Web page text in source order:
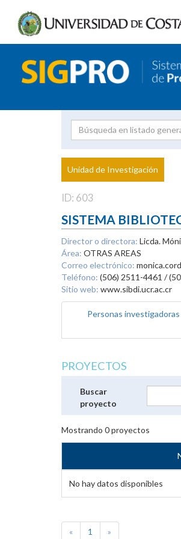
Proyecto
Unidad de Investigación
ID: 603
SISTEMA
Director o directora: Licda.
Área: OTRAS AREAS
Correo electrónico:
Teléfono: (506) 2511-4461 /
Sitio web: www.sibdi.ucr.ac.cr
Personas investigadoras
PROYECTOS
Buscar
proyecto
Mostrando 0proyectos
No hay datos disponibles
« 1 »